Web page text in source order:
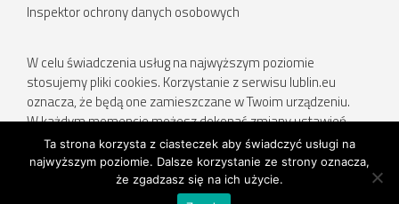
Inspektor ochrony danych osobowych
W celu świadczenia usług na najwyższym poziomie
stosujemy pliki cookies. Korzystanie z serwisu lublin.eu
oznacza, że będą one zamieszczane w Twoim urządzeniu.
W każdym momencie możesz dokonać zmiany ustawień
Twojej przeglądarki. Więcej informacji w Polityce prywatności.
Deklaracja dostępności.
Ta strona korzysta z ciasteczek aby świadczyć usługi na
najwyższym poziomie. Dalsze korzystanie ze strony oznacza,
że zgadzasz się na ich użycie.